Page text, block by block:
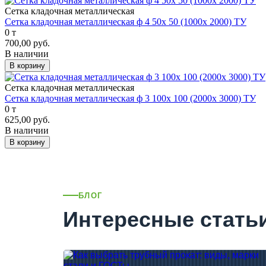
Сетка кладочная металлическая
Сетка кладочная металлическая ф 4 50х 50 (1000х 2000) ТУ
0 т
700,00 руб.
В наличии
В корзину
Сетка кладочная металлическая
Сетка кладочная металлическая ф 3 100х 100 (2000х 3000) ТУ
0 т
625,00 руб.
В наличии
В корзину
БЛОГ
Интересные